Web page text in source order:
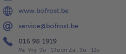
www.bofrost.be
service@bofrost.be
016 98 1919
Ma-Vrij: 9u - 19u en Za.: 9u - 13u